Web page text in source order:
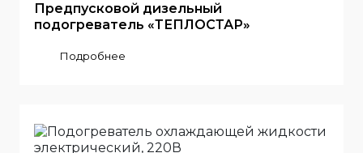
Предпусковой дизельный
подогреватель «ТЕПЛОСТАР»
Подробнее